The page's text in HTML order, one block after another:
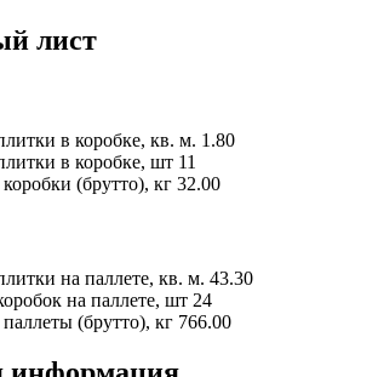
лист
в коробке, кв. м. 1.80
в коробке, шт 11
(брутто), кг 32.00
на паллете, кв. м. 43.30
на паллете, шт 24
(брутто), кг 766.00